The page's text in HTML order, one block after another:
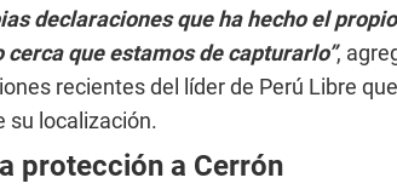
declaraciones que ha hecho el propio
que estamos de capturarlo”,
recientes del líder de Perú Libre
su localización.
protección a Cerrón